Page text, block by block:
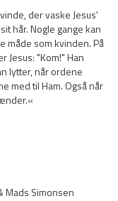
der vaske Jesus'
hår. Nogle gange kan
måde som kvinden. På
Jesus: "Kom!" Han
lytter, når ordene
med til Ham. Også når
Mads Simonsen